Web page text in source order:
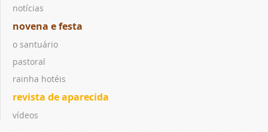
notícias
novena e festa
o santuário
pastoral
rainha hotéis
revista de aparecida
vídeos